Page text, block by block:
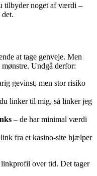
tilbyder noget af værdi –
at tage genveje. Men
Undgå derfor:
gevinst, men stor risiko
linker til mig, så linker jeg
– de har minimal værdi
fra et kasino-site hjælper
linkprofil over tid. Det tager